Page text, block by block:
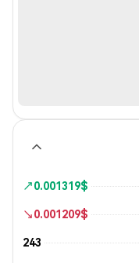
$
0.001319
$
0.001209
243